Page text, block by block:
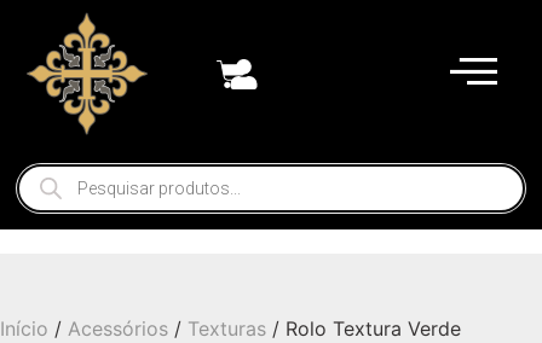
Início / Acessórios / Texturas / Rolo Textura Verde